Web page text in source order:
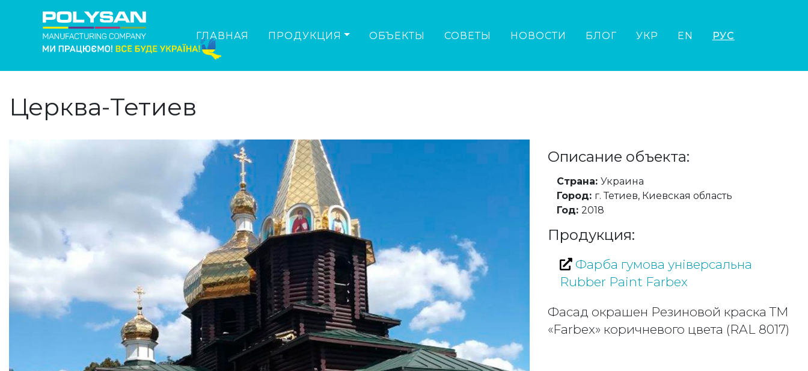
ГЛАВНАЯ ПРОДУКЦИЯ ОБЪЕКТЫ СОВЕТЫ НОВОСТИ БЛОГ УКР EN РУС
Церква-Тетиев
Описание объекта:
Страна: Украина
Город: г. Тетиев, Киевская область
Год: 2018
Продукция:
Фарба гумова універсальна
Rubber Paint Farbex
Фасад окрашен Резиновой краска TM
«Farbex» коричневого цвета (RAL 8017)